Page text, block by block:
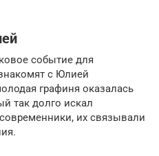
событие для
с Юлией
графиня оказалась
так долго искал
их связывали